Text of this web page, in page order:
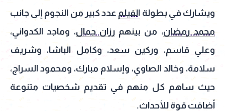
ويشارك في بطولة الفيلم عدد كبير من النجوم إلى جانب
محمد رمضان، من بينهمرزان جمال، وماجد الكدواني،
وعلي قاسم، وركين سعد، وكامل الباشا، وشريف
سلامة، وخالد الصاوي، وإسلام مبارك، ومحمود السراج،
حيث ساهم كل منهم في تقديم شخصيات متنوعة
أضافت قوة للأحداث.